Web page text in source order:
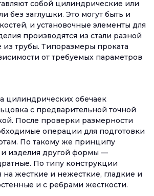
собой цилиндрические или
без заглушки. Это могут быть и
и установочные элементы для
производятся из стали разной
трубы. Типоразмеры проката
от требуемых параметров
цилиндрических обечаек
с предварительной точной
После проверки размерности
операции для подготовки
По такому же принципу
и изделия другой формы —
По типу конструкции
на жесткие и нежесткие, гладкие и
и с ребрами жесткости.